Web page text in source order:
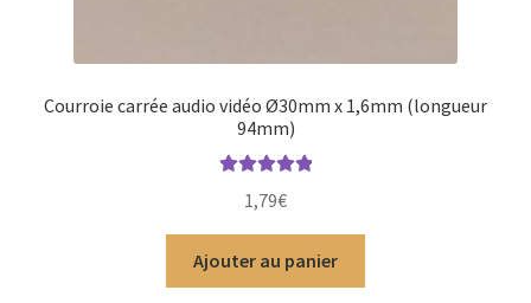
Courroie carrée audio vidéo Ø30mm x 1,6mm (longueur
94mm)
1,79€
Ajouter au panier